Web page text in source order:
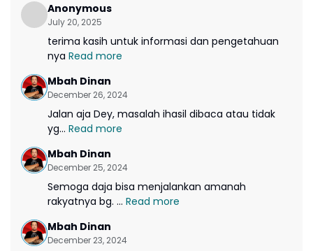
Anonymous
July 20, 2025
terima kasih untuk informasi dan pengetahuan
nya Read more
Mbah Dinan
December 26, 2024
Jalan aja Dey, masalah ihasil dibaca atau tidak
yg... Read more
Mbah Dinan
December 25, 2024
Semoga daja bisa menjalankan amanah
rakyatnya bg. ... Read more
Mbah Dinan
December 23, 2024